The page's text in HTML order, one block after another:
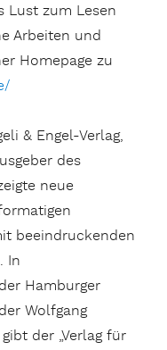
Lust zum Lesen
Arbeiten und
Homepage zu
& Engel-Verlag,
des
neue
beeindruckenden
In
Hamburger
Wolfgang
der „Verlag für